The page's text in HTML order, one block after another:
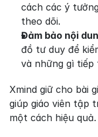
cách các ý
theo dõi.
Đảm bảo nội
đồ tư duy để
và những gì tiếp
Xmind giữ cho bài
giúp giáo viên tập
một cách hiệu quả.